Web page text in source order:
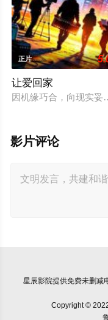
正片
让爱回家
因机缘巧合，向现实妥
影片评论
星辰影院提供免费未删减
Copyright ©